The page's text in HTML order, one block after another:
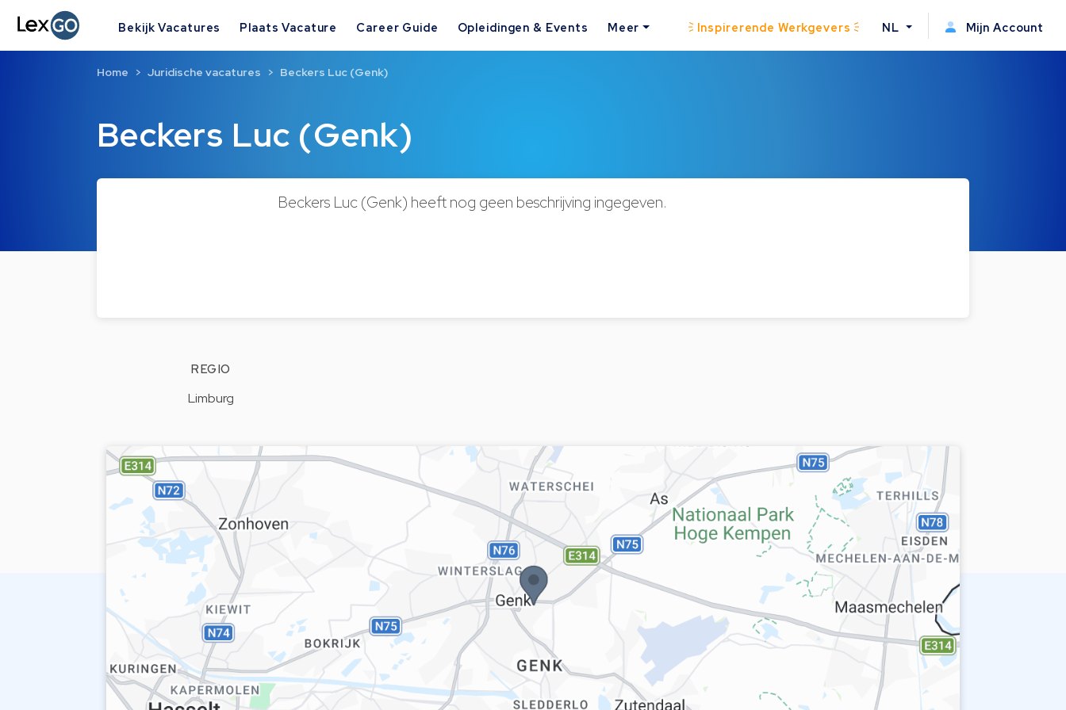
Bekijk Vacatures Plaats Vacature Career Guide Opleidingen & Events Meer Inspirerende Werkgevers NL Mijn Account
Beckers Luc (Genk)
Home Juridische vacatures Beckers Luc (Genk)
Beckers Luc (Genk) heeft nog geen beschrijving ingegeven.
REGIO
Limburg